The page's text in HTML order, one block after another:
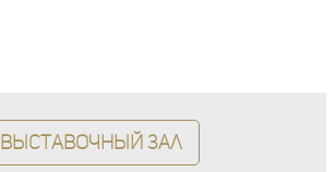
Выставочный зал